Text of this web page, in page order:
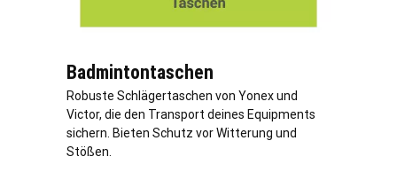
Badmintontaschen
Robuste Schlägertaschen von Yonex und
Victor, die den Transport deines Equipments
sichern. Bieten Schutz vor Witterung und
Stößen.